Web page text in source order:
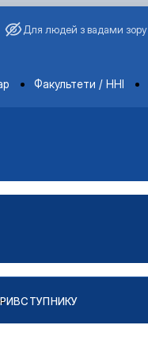
Для людей з вадами зору
Факультети / ННІ
ВСТУПНИКУ